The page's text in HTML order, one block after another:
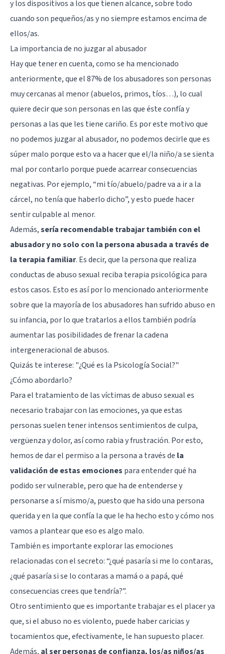
y los dispositivos a los que tienen alcance, sobre todo
cuando son pequeños/as y no siempre estamos encima de
ellos/as.
La importancia de no juzgar al abusador
Hay que tener en cuenta, como se ha mencionado
anteriormente, que el 87% de los abusadores son personas
muy cercanas al menor (abuelos, primos, tíos…), lo cual
quiere decir que son personas en las que éste confía y
personas a las que les tiene cariño. Es por este motivo que
no podemos juzgar al abusador, no podemos decirle que es
súper malo porque esto va a hacer que el/la niño/a se sienta
mal por contarlo porque puede acarrear consecuencias
negativas. Por ejemplo, “mi tío/abuelo/padre va a ir a la
cárcel, no tenía que haberlo dicho”, y esto puede hacer
sentir culpable al menor.
Además,sería recomendable trabajar también con el
abusador y no solo con la persona abusada a través de
la terapia familiar. Es decir, que la persona que realiza
conductas de abuso sexual reciba terapia psicológica para
estos casos. Esto es así por lo mencionado anteriormente
sobre que la mayoría de los abusadores han sufrido abuso en
su infancia, por lo que tratarlos a ellos también podría
aumentar las posibilidades de frenar la cadena
intergeneracional de abusos.
Quizás te interese: "¿Qué es la Psicología Social?"
¿Cómo abordarlo?
Para el tratamiento de las víctimas de abuso sexual es
necesario trabajar con las emociones, ya que estas
personas suelen tener intensos sentimientos de culpa,
vergüenza y dolor, así como rabia y frustración. Por esto,
hemos de dar el permiso a la persona a través de la
validación de estas emociones para entender qué ha
podido ser vulnerable, pero que ha de entenderse y
personarse a sí mismo/a, puesto que ha sido una persona
querida y en la que confía la que le ha hecho esto y cómo nos
vamos a plantear que eso es algo malo.
También es importante explorar las emociones
relacionadas con el secreto: “¿qué pasaría si me lo contaras,
¿qué pasaría si se lo contaras a mamá o a papá, qué
consecuencias crees que tendría?”.
Otro sentimiento que es importante trabajar es el placer ya
que, si el abuso no es violento, puede haber caricias y
tocamientos que, efectivamente, le han supuesto placer.
Además, al ser personas de confianza, los/as niños/as